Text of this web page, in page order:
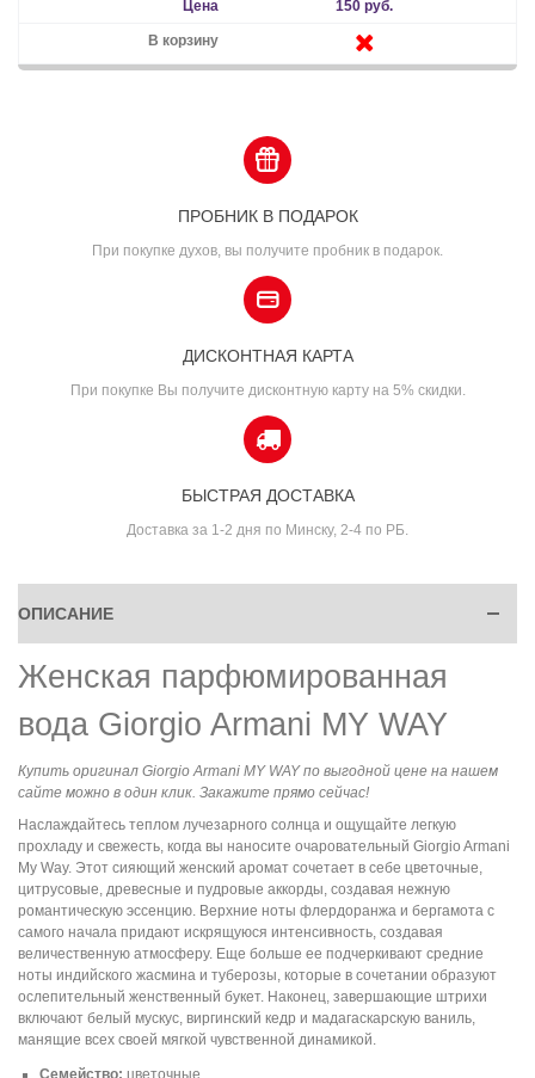
150 руб.
ПРОБНИК В ПОДАРОК
При покупке духов, вы получите пробник в подарок.
ДИСКОНТНАЯ КАРТА
При покупке Вы получите дисконтную карту на 5% скидки.
БЫСТРАЯ ДОСТАВКА
Доставка за 1-2 дня по Минску, 2-4 по РБ.
ОПИСАНИЕ
Женская парфюмированная
вода Giorgio Armani MY WAY
Купить оригинал Giorgio Armani MY WAY по выгодной цене на нашем
сайте можно в один клик. Закажите прямо сейчас!
Наслаждайтесь теплом лучезарного солнца и ощущайте легкую
прохладу и свежесть, когда вы наносите очаровательный Giorgio Armani
My Way. Этот сияющий женский аромат сочетает в себе цветочные,
цитрусовые, древесные и пудровые аккорды, создавая нежную
романтическую эссенцию. Верхние ноты флердоранжа и бергамота с
самого начала придают искрящуюся интенсивность, создавая
величественную атмосферу. Еще больше ее подчеркивают средние
ноты индийского жасмина и туберозы, которые в сочетании образуют
ослепительный женственный букет. Наконец, завершающие штрихи
включают белый мускус, виргинский кедр и мадагаскарскую ваниль,
манящие всех своей мягкой чувственной динамикой.
Семейство: цветочные